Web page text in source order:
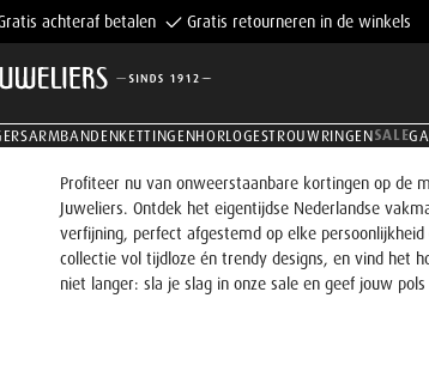
achteraf betalen Gratis retourneren in de winkels
ARMBANDENKETTINGENHORLOGESTROUWRINGENSALE
Profiteer nu van onweerstaanbare kortingen op de
Juweliers. Ontdek het eigentijdse Nederlandse
verfijning, perfect afgestemd op elke
collectie vol tijdloze én trendy designs, en vind het
niet langer: sla je slag in onze sale en geef jouw